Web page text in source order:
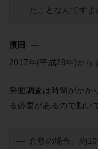
たことなんですよ
濱田
2017年(平成29年)から
発掘調査は時間がかか
る必要があるので動い
倉敷の場合、約